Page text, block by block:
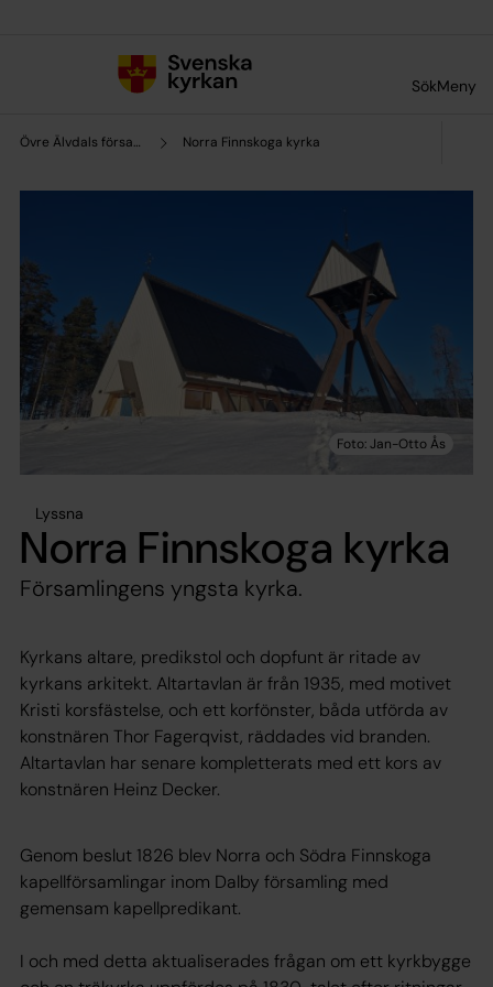
SökMeny
Övre Älvdals församling Norra Finnskoga kyrka
Lyssna
Norra Finnskoga kyrka
Församlingens yngsta kyrka.
Kyrkans altare, predikstol och dopfunt är ritade av
kyrkans arkitekt. Altartavlan är från 1935, med motivet
Kristi korsfästelse, och ett korfönster, båda utförda av
konstnären Thor Fagerqvist, räddades vid branden.
Altartavlan har senare kompletterats med ett kors av
konstnären Heinz Decker.
Genom beslut 1826 blev Norra och Södra Finnskoga
kapellförsamlingar inom Dalby församling med
gemensam kapellpredikant.
I och med detta aktualiserades frågan om ett kyrkbygge